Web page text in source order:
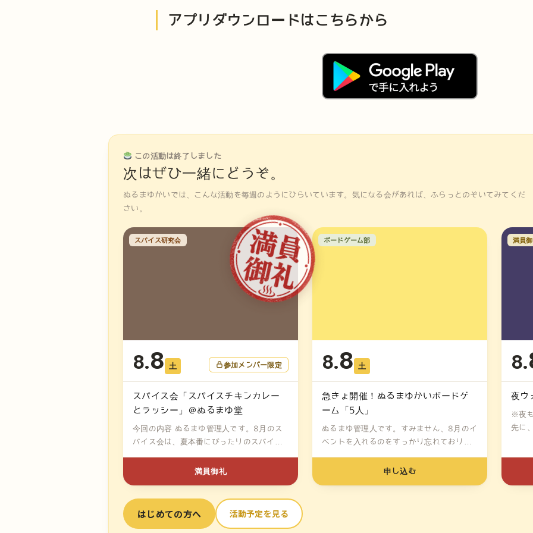
アプリダウンロードはこちらから
この活動は終了しました
次はぜひ一緒にどうぞ。
ぬるまゆかいでは、こんな活動を毎週のようにひらいています。気になる会があれば、ふらっとのぞいてみてくだ
さい。
スパイス研究会
8.8 土 参加メンバー限定
スパイス会「スパイスチキンカレー
とラッシー」＠ぬるまゆ堂
今回の内容 ぬるまゆ管理人です。8月のス
パイス会は、夏本番にぴったりのスパイス
満員御礼
ボードゲーム部
8.8 土
急きょ開催！ぬるまゆかいボードゲ
ーム「5人」
ぬるまゆ管理人です。すみません、8月のイ
ベントを入れるのをすっかり忘れておりま
申し込む
満員
8.
夜ウ
※夜
先に
はじめての方へ 活動予定を見る